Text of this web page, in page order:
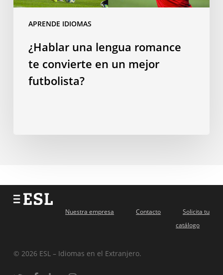
APRENDE IDIOMAS
en
futbolista?
¿Hablar una lengua romance
te convierte en un mejor
futbolista?
Nuestra empresa Contacto
Solicita tu
catálogo
© 2026 ESL – Idiomas en el Extranjero.